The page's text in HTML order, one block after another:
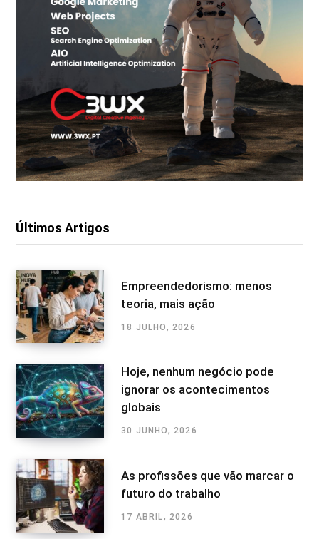
Últimos Artigos
Empreendedorismo: menos
teoria, mais ação
18 JULHO, 2026
Hoje, nenhum negócio pode
ignorar os acontecimentos
globais
30 JUNHO, 2026
As profissões que vão marcar o
futuro do trabalho
17 ABRIL, 2026